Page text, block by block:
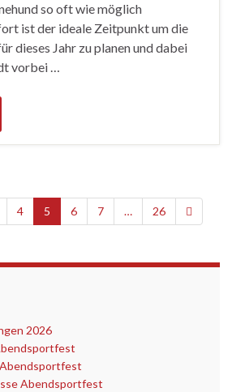
so oft wie möglich
ist der ideale Zeitpunkt um die
dieses Jahr zu planen und dabei
vorbei …
4 5 6 7 … 26
2026
Abendsportfest